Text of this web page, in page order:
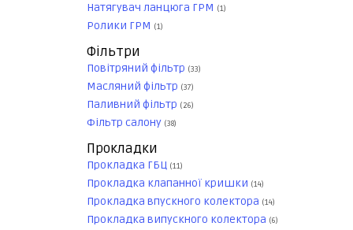
Натягувач ланцюга ГРМ (1)
Ролики ГРМ (1)
Фільтри
Повітряний фільтр (33)
Масляний фільтр (37)
Паливний фільтр (26)
Фільтр салону (38)
Прокладки
Прокладка ГБЦ (11)
Прокладка клапанної кришки (14)
Прокладка впускного колектора (14)
Прокладка випускного колектора (6)